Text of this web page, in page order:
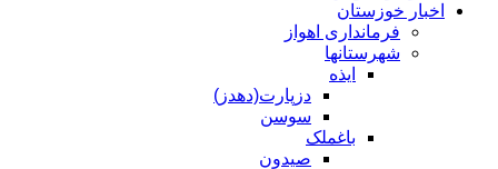
اخبار خوزستان
فرمانداری اهواز
شهرستانها
ایذه
دزپارت(دهدز)
سوسن
باغملک
صیدون